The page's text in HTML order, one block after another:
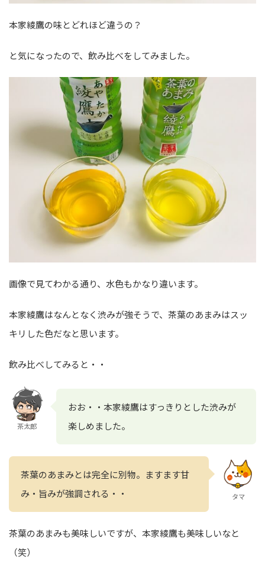
本家綾鷹の味とどれほど違うの？
と気になったので、飲み比べをしてみました。
画像で見てわかる通り、水色もかなり違います。
本家綾鷹はなんとなく渋みが強そうで、茶葉のあまみはスッ
キリした色だなと思います。
飲み比べしてみると・・
茶太郎
おお・・本家綾鷹はすっきりとした渋みが
楽しめました。
茶葉のあまみとは完全に別物。ますます甘
み・旨みが強調される・・
タマ
茶葉のあまみも美味しいですが、本家綾鷹も美味しいなと
（笑）